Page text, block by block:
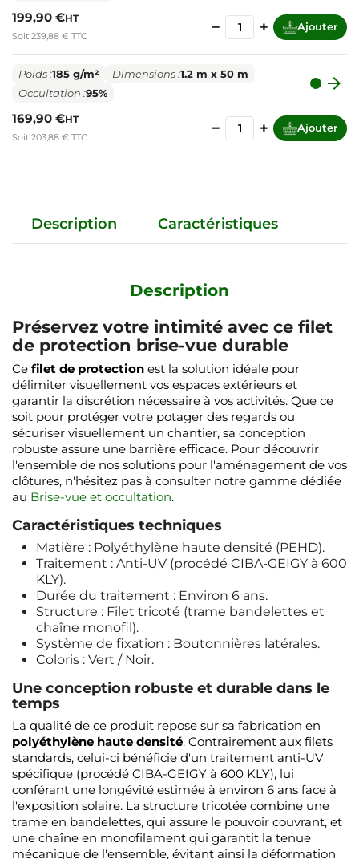
199,90 €HT
Soit 239,88 € TTC
− + Ajouter
Poids :185 g/m² Dimensions :1.2 m x 50 m
Occultation :95% 
169,90 €HT
Soit 203,88 € TTC
− + Ajouter
Description Caractéristiques
Description
Préservez votre intimité avec ce filet
de protection brise-vue durable
Ce filet de protection est la solution idéale pour
délimiter visuellement vos espaces extérieurs et
garantir la discrétion nécessaire à vos activités. Que ce
soit pour protéger votre potager des regards ou
sécuriser visuellement un chantier, sa conception
robuste assure une barrière efficace. Pour découvrir
l'ensemble de nos solutions pour l'aménagement de vos
clôtures, n'hésitez pas à consulter notre gamme dédiée
au Brise-vue et occultation.
Caractéristiques techniques
Matière : Polyéthylène haute densité (PEHD).
Traitement : Anti-UV (procédé CIBA-GEIGY à 600
KLY).
Durée du traitement : Environ 6 ans.
Structure : Filet tricoté (trame bandelettes et
chaîne monofil).
Système de fixation : Boutonnières latérales.
Coloris : Vert / Noir.
Une conception robuste et durable dans le
temps
La qualité de ce produit repose sur sa fabrication en
polyéthylène haute densité. Contrairement aux filets
standards, celui-ci bénéficie d'un traitement anti-UV
spécifique (procédé CIBA-GEIGY à 600 KLY), lui
conférant une longévité estimée à environ 6 ans face à
l'exposition solaire. La structure tricotée combine une
trame en bandelettes, qui assure le pouvoir couvrant, et
une chaîne en monofilament qui garantit la tenue
mécanique de l'ensemble, évitant ainsi la déformation